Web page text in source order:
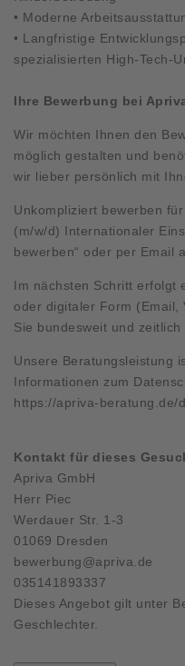
• Moderne
• Langfristige
spezialisierten High-Tech-
Ihre Bewerbung bei
Wir möchten Ihnen den
möglich gestalten und
wir lieber persönlich mit
Unkompliziert bewerben
(m/w/d) Internationaler
bewerben“ oder per Email
Im nächsten Schritt erfolgt
oder digitaler Form
Sie bundesweit und zeitlich
Unsere Beratungsleistung
Informationen zum
https://apriva-beratung.de/
Kontakt für dieses
Apriva GmbH
Herr Piec
Werdauer Str. 1-3
01069 Dresden
bewerbung@apriva.de
035141893337
Dieses Angebot gilt unter
Geschlechter.